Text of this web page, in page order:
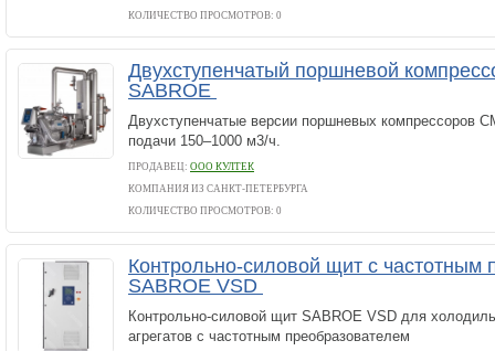
КОЛИЧЕСТВО ПРОСМОТРОВ: 0
Двухступенчатый поршневой
SABROE
Двухступенчатые версии поршневых компрессоров
подачи 150–1000 м3/ч.
ПРОДАВЕЦ: ООО КУЛТЕК
КОМПАНИЯ ИЗ САНКТ-ПЕТЕРБУРГА
КОЛИЧЕСТВО ПРОСМОТРОВ: 0
Контрольно-силовой щит с частотным
SABROE VSD
Контрольно-силовой щит SABROE VSD для
агрегатов с частотным преобразователем